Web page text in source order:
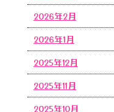
2026年2月
2026年1月
2025年12月
2025年11月
2025年10月